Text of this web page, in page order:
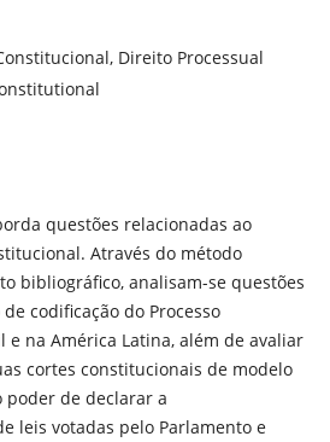
Direito Processual
questões relacionadas ao
Através do método
bibliográfico, analisam-se questões
codificação do Processo
e na América Latina, além de avaliar
cortes constitucionais de modelo
de declarar a
leis votadas pelo Parlamento e